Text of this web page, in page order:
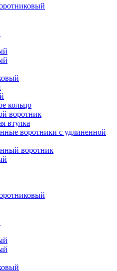
кольцо
воротник
втулка
воротники с удлиненной
воротник